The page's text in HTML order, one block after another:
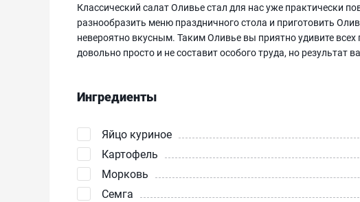
Классический салат Оливье стал для нас уже практически
разнообразить меню праздничного стола и приготовить
невероятно вкусным. Таким Оливье вы приятно удивите
довольно просто и не составит особого труда, но результат
Ингредиенты
Яйцо куриное
Картофель
Морковь
Семга